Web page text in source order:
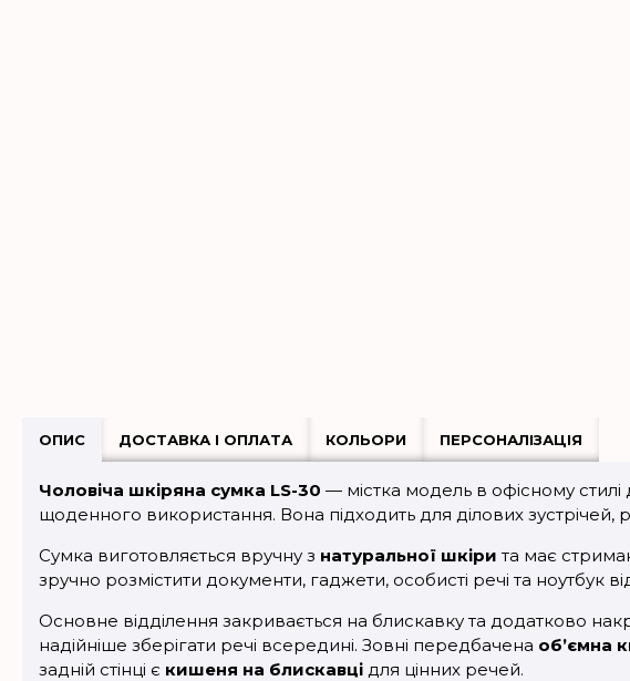
ОПИС ДОСТАВКА І ОПЛАТА КОЛЬОРИ ПЕРСОНАЛІЗАЦІЯ
Чоловіча шкіряна сумка LS-30 — містка модель в офісному
щоденного використання. Вона підходить для ділових зустрічей,
Сумка виготовляється вручну з натуральної шкіри та має
зручно розмістити документи, гаджети, особисті речі та ноутбук
Основне відділення закривається на блискавку та додатково
надійніше зберігати речі всередині. Зовні передбачена об’ємна
задній стінці є кишеня на блискавці для цінних речей.